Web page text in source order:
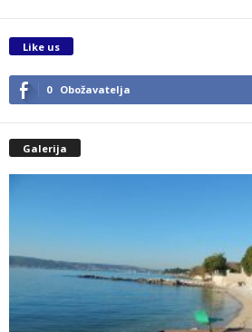
Like us
0 Obožavatelja
Galerija